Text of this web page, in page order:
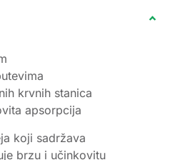
krvnih stanica
apsorpcija
koji sadržava
brzu i učinkovitu